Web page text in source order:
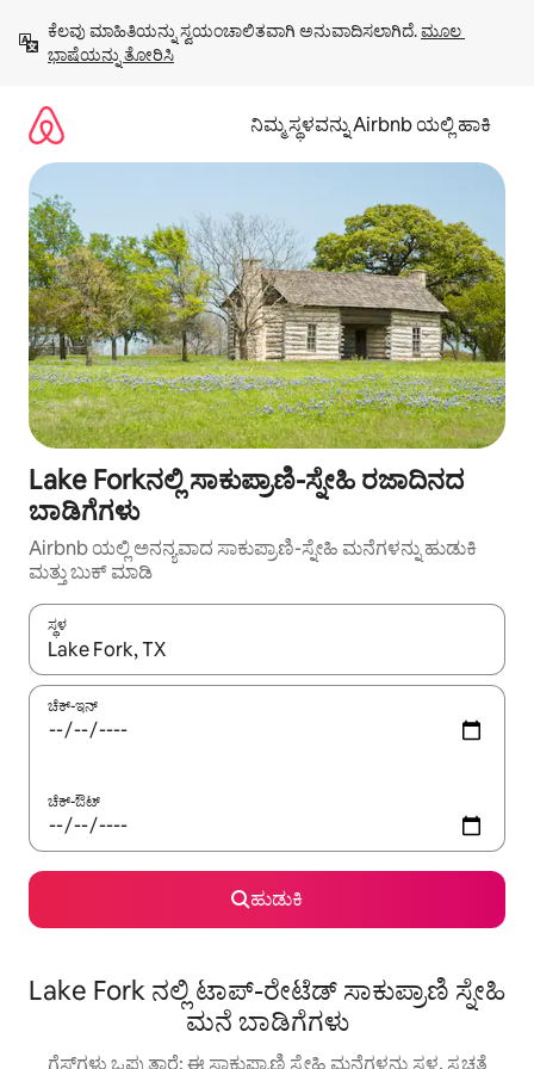
ಹೋಗಿ
ಕೆಲವು ಮಾಹಿತಿಯನ್ನು ಸ್ವಯಂಚಾಲಿತವಾಗಿ ಅನುವಾದಿಸಲಾಗಿದೆ. ಮೂಲ
ಭಾಷೆಯನ್ನು ತೋರಿಸಿ
ನಿಮ್ಮ ಸ್ಥಳವನ್ನು Airbnb ಯಲ್ಲಿ ಹಾಕಿ
Lake Forkನಲ್ಲಿ ಸಾಕುಪ್ರಾಣಿ-ಸ್ನೇಹಿ ರಜಾದಿನದ
ಬಾಡಿಗೆಗಳು
Airbnb ಯಲ್ಲಿ ಅನನ್ಯವಾದ ಸಾಕುಪ್ರಾಣಿ-ಸ್ನೇಹಿ ಮನೆಗಳನ್ನು ಹುಡುಕಿ
ಮತ್ತು ಬುಕ್ ಮಾಡಿ
ಸ್ಥಳ
ಫಲಿತಾಂಶಗಳು ಲಭ್ಯವಿರುವಾಗ, ಅಪ್ ಮತ್ತು ಡೌನ್ ಬಾಣದ ಕೀಲಿಗಳೊಂದಿಗೆ
ಚೆಕ್-ಇನ್
ಚೆಕ್-ಔಟ್
ಹುಡುಕಿ
Lake Fork ನಲ್ಲಿ ಟಾಪ್-ರೇಟೆಡ್ ಸಾಕುಪ್ರಾಣಿ ಸ್ನೇಹಿ
ಮನೆ ಬಾಡಿಗೆಗಳು
ಗೆಸ್ಟ್‌ಗಳು ಒಪ್ಪುತ್ತಾರೆ: ಈ ಸಾಕುಪ್ರಾಣಿ ಸ್ನೇಹಿ ಮನೆಗಳನ್ನು ಸ್ಥಳ, ಸ್ವಚ್ಛತೆ